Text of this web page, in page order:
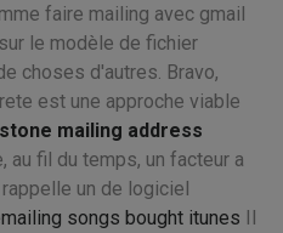
faire mailing avec gmail
le modèle de fichier
choses d'autres. Bravo,
est une approche viable
mailing address
fil du temps, un facteur a
un de logiciel
songs bought itunes Il